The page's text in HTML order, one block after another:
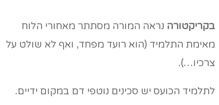
בקריקטורה נראה המורה מסתתר מאחורי הלוח
מאימת התלמיד (הוא רועד מפחד, ואף לא שולט על
צרכיו…).
לתלמיד הכועס יש סכינים נוטפי דם במקום ידיים.